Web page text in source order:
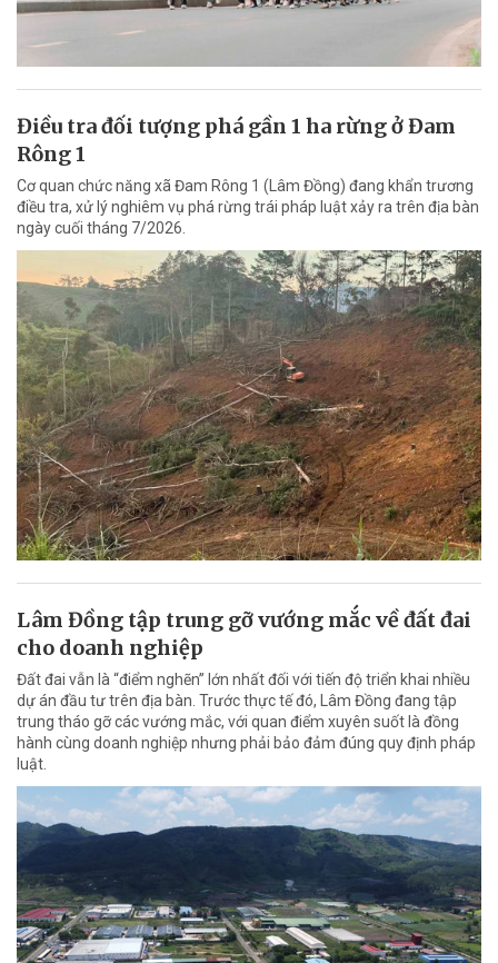
Điều tra đối tượng phá gần 1 ha rừng ở Đam
Rông 1
Cơ quan chức năng xã Đam Rông 1 (Lâm Đồng) đang khẩn trương
điều tra, xử lý nghiêm vụ phá rừng trái pháp luật xảy ra trên địa bàn
ngày cuối tháng 7/2026.
Lâm Đồng tập trung gỡ vướng mắc về đất đai
cho doanh nghiệp
Đất đai vẫn là “điểm nghẽn” lớn nhất đối với tiến độ triển khai nhiều
dự án đầu tư trên địa bàn. Trước thực tế đó, Lâm Đồng đang tập
trung tháo gỡ các vướng mắc, với quan điểm xuyên suốt là đồng
hành cùng doanh nghiệp nhưng phải bảo đảm đúng quy định pháp
luật.